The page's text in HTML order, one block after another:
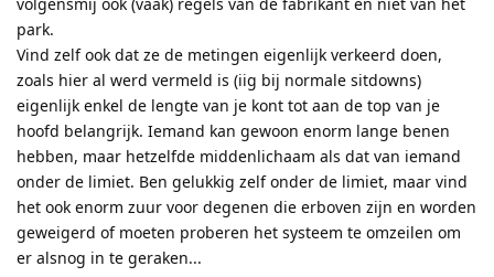
park.
Vind zelf ook dat ze de metingen eigenlijk verkeerd doen,
zoals hier al werd vermeld is (iig bij normale sitdowns)
eigenlijk enkel de lengte van je kont tot aan de top van je
hoofd belangrijk. Iemand kan gewoon enorm lange benen
hebben, maar hetzelfde middenlichaam als dat van iemand
onder de limiet. Ben gelukkig zelf onder de limiet, maar vind
het ook enorm zuur voor degenen die erboven zijn en worden
geweigerd of moeten proberen het systeem te omzeilen om
er alsnog in te geraken...